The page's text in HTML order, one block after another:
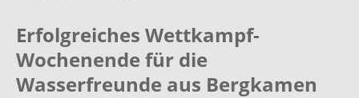
Erfolgreiches Wettkampf-
Wochenende für die
Wasserfreunde aus Bergkamen